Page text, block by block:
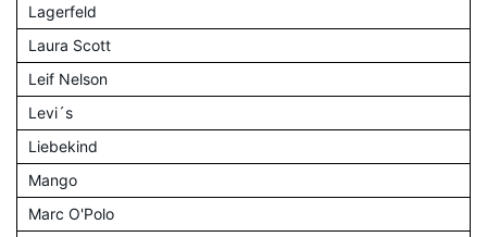
Lagerfeld
Laura Scott
Leif Nelson
Levi´s
Liebekind
Mango
Marc O'Polo